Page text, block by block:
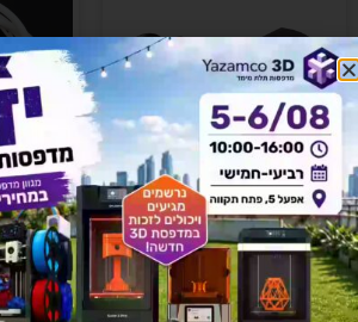
אזל זמנית
דיזה (Nozzle) עבה לבלוק MK8
פלדה מחוסמת
₪81